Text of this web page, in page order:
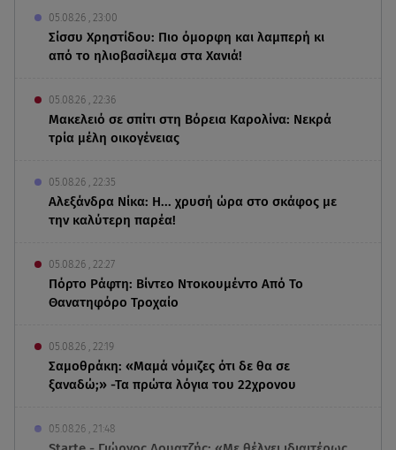
05.08.26 , 23:00
Σίσσυ Χρηστίδου: Πιο όμορφη και λαμπερή κι
από το ηλιοβασίλεμα στα Χανιά!
05.08.26 , 22:36
Μακελειό σε σπίτι στη Βόρεια Καρολίνα: Νεκρά
τρία μέλη οικογένειας
05.08.26 , 22:35
Αλεξάνδρα Νίκα: Η... χρυσή ώρα στο σκάφος με
την καλύτερη παρέα!
05.08.26 , 22:27
Πόρτο Ράφτη: Bίντεο Ντοκουμέντο Από Το
Θανατηφόρο Τροχαίο
05.08.26 , 22:19
Σαμοθράκη: «Μαμά νόμιζες ότι δε θα σε
ξαναδώ;» -Τα πρώτα λόγια του 22χρονου
05.08.26 , 21:48